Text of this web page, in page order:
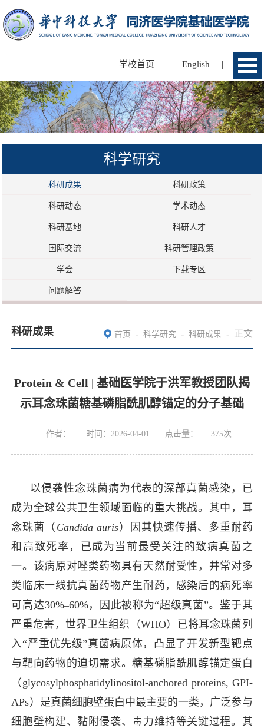
学校首页 | English |
科学研究
科研成果 科研政策
科研动态 学术动态
科研基地 科研人才
国际交流 科研管理政策
学会 下载专区
问题解答
科研成果 首页 - 科学研究 - 科研成果 - 正文
Protein & Cell | 基础医学院于洪军教授团队揭
示耳念珠菌糖基磷脂酰肌醇锚定的分子基础
作者： 时间：2026-04-01 点击量： 375次
以侵袭性念珠菌病为代表的深部真菌感染，已
成为全球公共卫生领域面临的重大挑战。其中，耳
念珠菌（ Candida auris）因其快速传播、多重耐药
和高致死率，已成为当前最受关注的致病真菌之
一。该病原对唑类药物具有天然耐受性，并常对多
类临床一线抗真菌药物产生耐药，感染后的病死率
可高达30%–60%，因此被称为“超级真菌”。鉴于其
严重危害，世界卫生组织（WHO）已将耳念珠菌列
入“严重优先级”真菌病原体，凸显了开发新型靶点
与靶向药物的迫切需求。糖基磷脂酰肌醇锚定蛋白
（glycosylphosphatidylinositol-anchored proteins, GPI-
APs）是真菌细胞壁蛋白中最主要的一类，广泛参与
细胞壁构建、黏附侵袭、毒力维持等关键过程。其